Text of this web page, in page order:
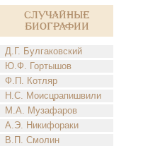
Случайные
биографии
Д.Г. Булгаковский
Ю.Ф. Гортышов
Ф.П. Котляр
Н.С. Моисцрапишвили
М.А. Музафаров
А.Э. Никифораки
В.П. Смолин